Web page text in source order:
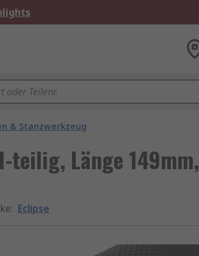
& Stanzwerkzeug
teilig, Länge 149mm,
: Eclipse